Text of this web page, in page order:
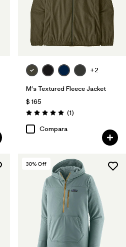
+2
M's Textured Fleece Jacket
$ 165
Valoración: 5.0 / 5
(1Comentarios
)
Compara
30% Off